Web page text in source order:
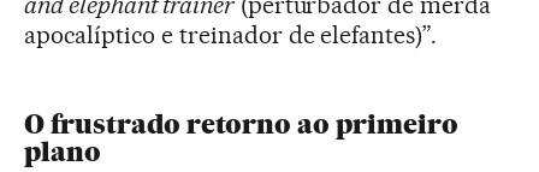
apocalíptico e treinador de elefantes)”.
O frustrado retorno ao primeiro
plano